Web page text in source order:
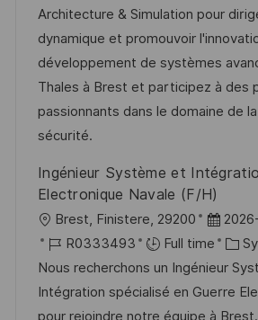
a
t
i
o
n
t
e
d
D
a
b
I
d
t
e
g
o
r
Architecture & Simulation pour
dynamique et promouvoir
développement de systèmes
Thales à Brest et participez à des
passionnants dans le domaine de
sécurité.
Ingénieur Système et
Electronique Navale (F/H)
L
o
c
a
t
Brest, Finistere, 29200
P
o
s
t
e
J
o
b
I
R0333493 Full time
C
a
t
e
Nous recherchons un Ingénieur
Intégration spécialisé en Guerre
pour rejoindre notre équipe à